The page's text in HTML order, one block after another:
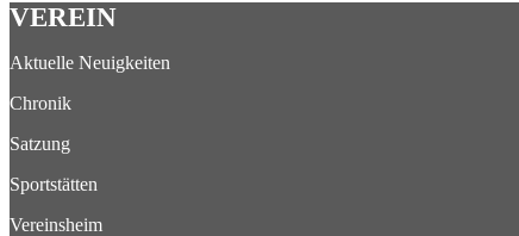
VEREIN
Aktuelle Neuigkeiten
Chronik
Satzung
Sportstätten
Vereinsheim